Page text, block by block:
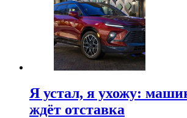
Я устал, я ухожу:
ждёт отставка